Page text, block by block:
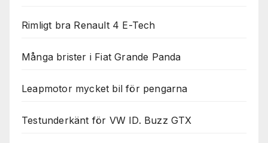
Rimligt bra Renault 4 E-Tech
Många brister i Fiat Grande Panda
Leapmotor mycket bil för pengarna
Testunderkänt för VW ID. Buzz GTX